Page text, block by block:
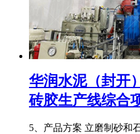
华润水泥（封开
砖胶生产线综合
5、产品方案 立磨制砂和